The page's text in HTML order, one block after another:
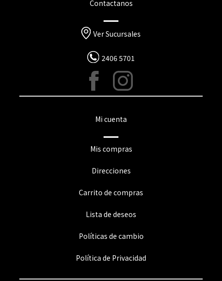
Contactanos
Ver Sucursales
2406 5701
Mi cuenta
Mis compras
Direcciones
Carrito de compras
Lista de deseos
Políticas de cambio
Política de Privacidad